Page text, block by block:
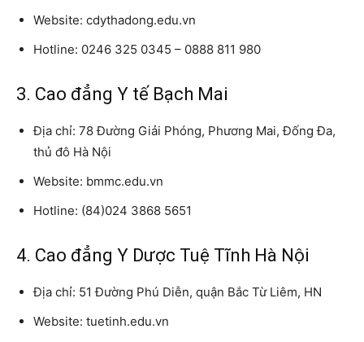
Website: cdythadong.edu.vn
Hotline: 0246 325 0345 – 0888 811 980
3. Cao đẳng Y tế Bạch Mai
Địa chỉ: 78 Đường Giải Phóng, Phương Mai, Đống Đa,
thủ đô Hà Nội
Website: bmmc.edu.vn
Hotline: (84)024 3868 5651
4. Cao đẳng Y Dược Tuệ Tĩnh Hà Nội
Địa chỉ: 51 Đường Phú Diễn, quận Bắc Từ Liêm, HN
Website: tuetinh.edu.vn